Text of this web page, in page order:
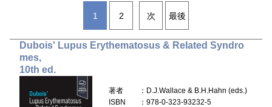
1 2 次 最後
Dubois' Lupus Erythematosus & Related Syndro
mes,
10th ed.
著者
：D.J.Wallace & B.H.Hahn (eds.)
ISBN
：978-0-323-93232-5